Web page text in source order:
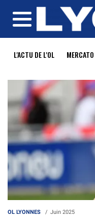
MENU
L'ACTU DE L'OL MERCATO
OL LYONNES Juin 2025